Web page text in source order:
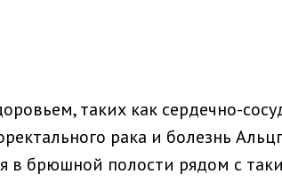
таких как сердечно-
рака и болезнь
в брюшной полости рядом с